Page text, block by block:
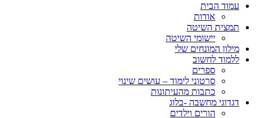
עמוד הבית
אודות
תמצית השיטה
יישומי השיטה
מילון המונחים שלי
ללמוד לחשוב
ספרים
סרטוני לימוד – עושים שינוי
כתבות מהעיתונות
דגדוגי מחשבה -בלוג
הורים וילדים